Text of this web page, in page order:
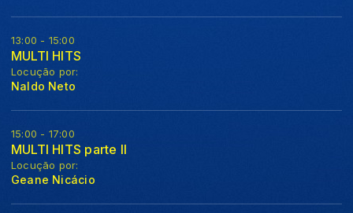
13:00 - 15:00
MULTI HITS
Locução por:
Naldo Neto
15:00 - 17:00
MULTI HITS parte II
Locução por:
Geane Nicácio